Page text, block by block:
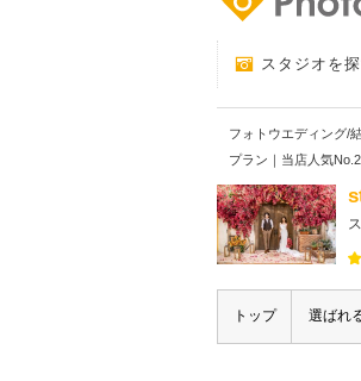
スタジオを
フォトウエディング/
プラン｜当店人気No.2
トップ 選ばれ